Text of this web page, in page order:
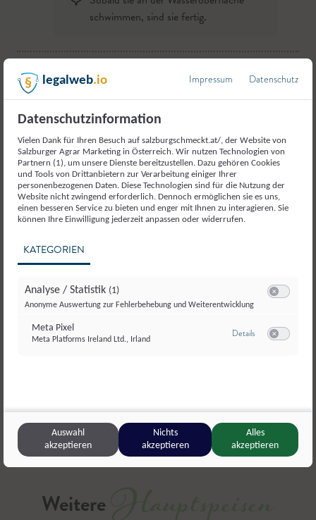
schwimmen, sind sie fertig.
5.
darin die Zwiebeln anschwitzen.
ablöschen und die fertigen Spätzle und den fein
geriebenen Schotten in die Pfanne geben.
7.
Noch einmal kurz durchmischen, mit Pfeffer
abschmecken und mit fein geschnittenem
verfasst von
Franziska Präauer,
Salzburger Seminarbäuerin
Dieses Rezept ausdrucken oder weiterschicken?
Weitere
legalweb.io Impressum Datenschutz
Datenschutzinformation
Vielen Dank für Ihren Besuch auf salzburgschmeckt.at/, der Website von
Salzburger Agrar Marketing in Österreich. Wir nutzen Technologien von
Partnern (1), um unsere Dienste bereitzustellen. Dazu gehören Cookies
und Tools von Drittanbietern zur Verarbeitung einiger Ihrer
personenbezogenen Daten. Diese Technologien sind für die Nutzung der
Website nicht zwingend erforderlich. Dennoch ermöglichen sie es uns,
einen besseren Service zu bieten und enger mit Ihnen zu interagieren. Sie
können Ihre Einwilligung jederzeit anpassen oder widerrufen.
KATEGORIEN
Analyse / Statistik (1)
Anonyme Auswertung zur Fehlerbehebung und Weiterentwicklung
Meta Pixel
Meta Platforms Ireland Ltd., Irland
Detailszu Meta Pixel
Auswahl
akzeptieren
Nichts
akzeptieren
Alles
akzeptieren